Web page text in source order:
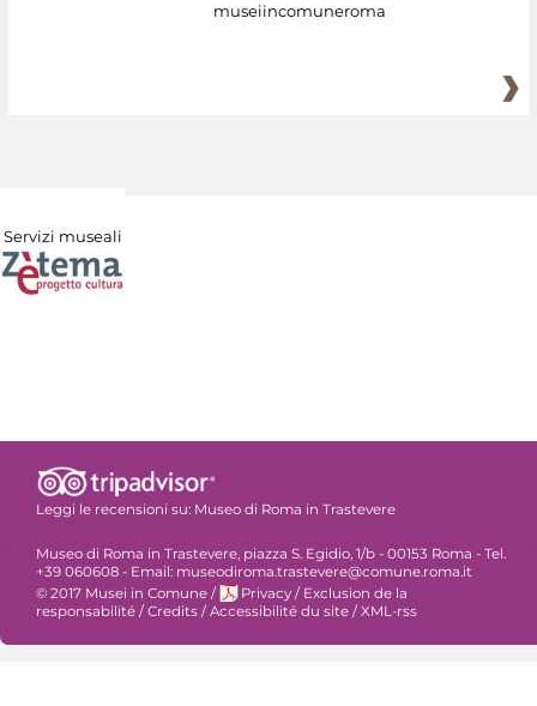
museiincomuneroma
Servizi museali
Leggi le recensioni su: Museo di Roma in Trastevere
Museo di Roma in Trastevere, piazza S. Egidio, 1/b - 00153 Roma - Tel.
+39 060608 - Email: museodiroma.trastevere@comune.roma.it
© 2017 Musei in Comune / Privacy / Exclusion de la
responsabilité / Credits / Accessibilité du site / XML-rss